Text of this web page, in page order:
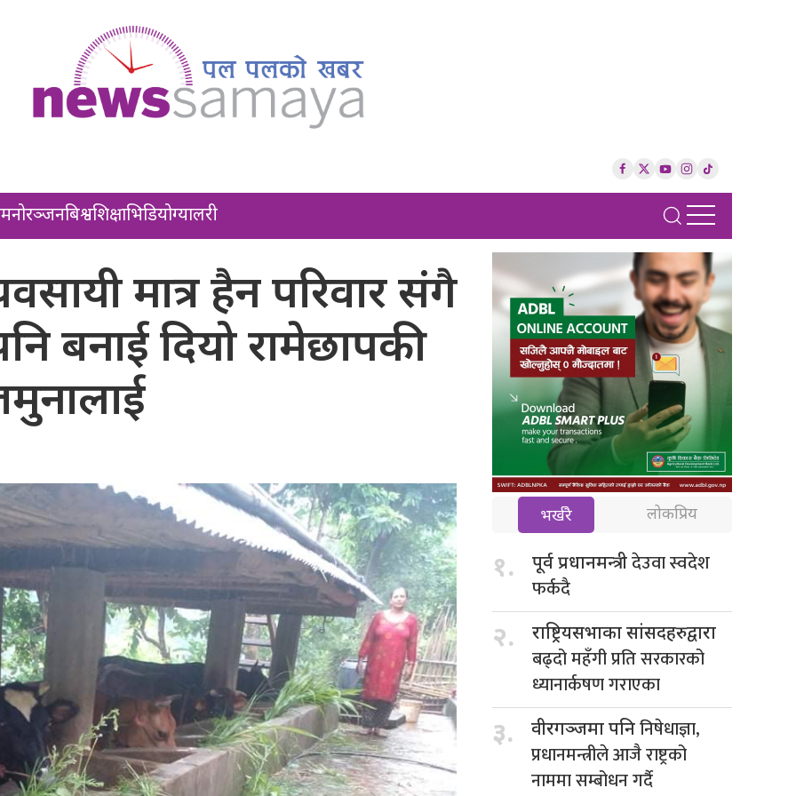
मनोरञ्जनबिश्वशिक्षाभिडियोग्यालरी
मात्र हैन परिवार संगै
बनाई दियो रामेछापकी
भर्खरै लोकप्रिय
१. पूर्व प्रधानमन्त्रीदेउवा स्वदेश
फर्कदै
२. राष्ट्रियसभाका सांसदहरुद्वारा
बढ्दो महँगी प्रति सरकारको
ध्यानार्कषण गराएका
३. वीरगञ्जमा पनिनिषेधाज्ञा,
प्रधानमन्त्रीले आजै राष्ट्रको
नाममा सम्बोधन गर्दै